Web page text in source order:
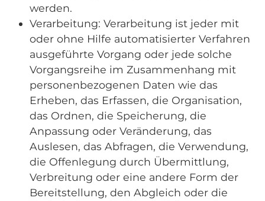
werden.
Verarbeitung: Verarbeitung ist jeder mit
oder ohne Hilfe automatisierter Verfahren
ausgeführte Vorgang oder jede solche
Vorgangsreihe im Zusammenhang mit
personenbezogenen Daten wie das
Erheben, das Erfassen, die Organisation,
das Ordnen, die Speicherung, die
Anpassung oder Veränderung, das
Auslesen, das Abfragen, die Verwendung,
die Offenlegung durch Übermittlung,
Verbreitung oder eine andere Form der
Bereitstellung, den Abgleich oder die